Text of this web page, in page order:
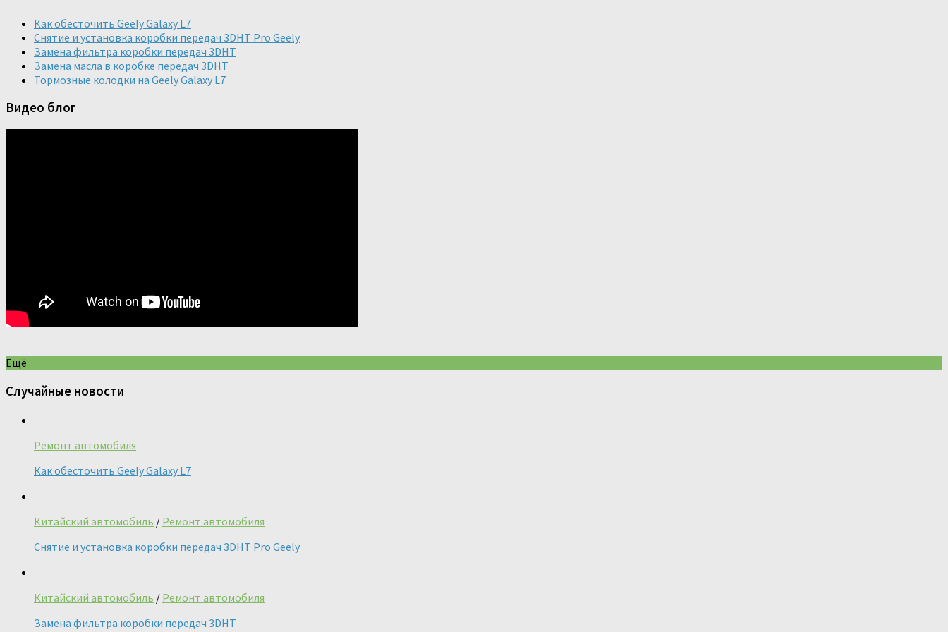
Как обесточить Geely Galaxy L7
Снятие и установка коробки передач 3DHT Pro Geely
Замена фильтра коробки передач 3DHT
Замена масла в коробке передач 3DHT
Тормозные колодки на Geely Galaxy L7
Видео блог
Ещё
Случайные новости
Ремонт автомобиля
Как обесточить Geely Galaxy L7
Китайский автомобиль / Ремонт автомобиля
Снятие и установка коробки передач 3DHT Pro Geely
Китайский автомобиль / Ремонт автомобиля
Замена фильтра коробки передач 3DHT